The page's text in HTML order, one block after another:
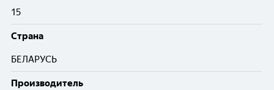
15
Cтрана
БЕЛАРУСЬ
Производитель